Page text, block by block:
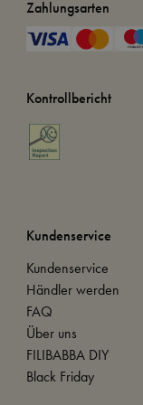
Zahlungsarten
Kontrollbericht
Kundenservice
Kundenservice
Händler werden
FAQ
Über uns
FILIBABBA DIY
Black Friday